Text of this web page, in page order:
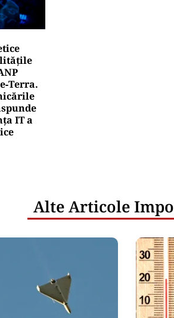
IT a
Alte Articole